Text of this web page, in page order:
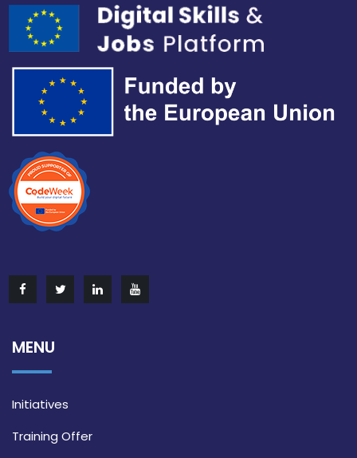
MENU
Initiatives
Training Offer